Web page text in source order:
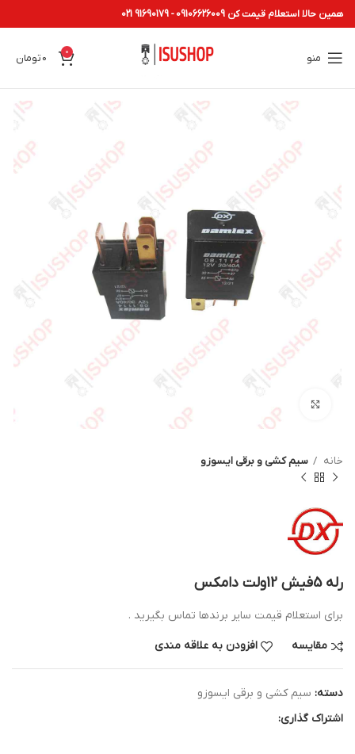
همین حالا استعلام قیمت کن 09106626009 - 91690179 021
منو 0
0تومان
خانه سیم کشی و برقی ایسوزو
رله 5فیش 12ولت دامکس
برای استعلام قیمت سایر برندها تماس بگیرید .
مقایسه افزودن به علاقه مندی
دسته: سیم کشی و برقی ایسوزو
اشتراک گذاری: